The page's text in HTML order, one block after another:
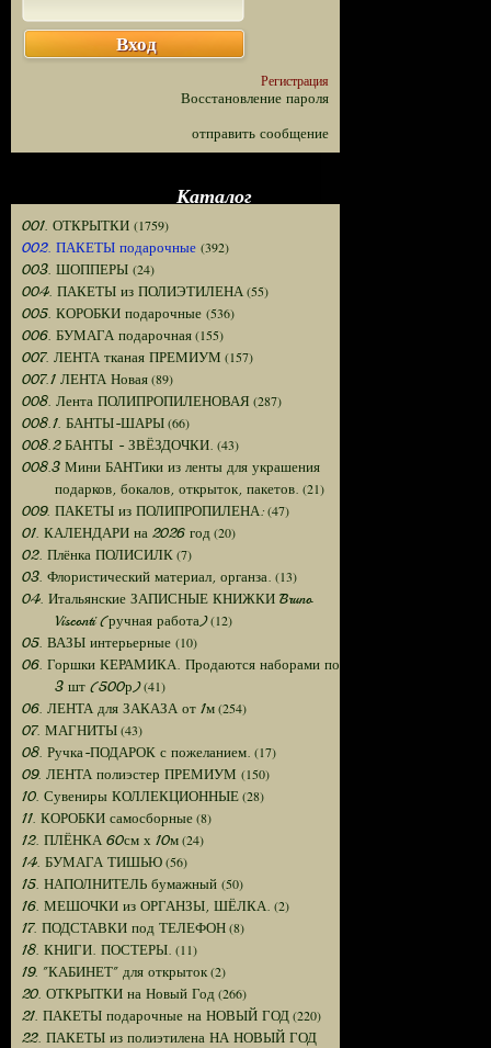
Вход
Регистрация
Восстановление пароля
отправить сообщение
Каталог
001. ОТКРЫТКИ (1759)
002. ПАКЕТЫ подарочные (392)
003. ШОППЕРЫ (24)
004. ПАКЕТЫ из ПОЛИЭТИЛЕНА(55)
005. КОРОБКИ подарочные (536)
006. БУМАГА подарочная(155)
007. ЛЕНТА тканая ПРЕМИУМ (157)
007.1 ЛЕНТА Новая(89)
008. Лента ПОЛИПРОПИЛЕНОВАЯ (287)
008.1. БАНТЫ-ШАРЫ(66)
008.2 БАНТЫ - ЗВЁЗДОЧКИ. (43)
008.3 Мини БАНТики из ленты для украшения
подарков, бокалов, открыток, пакетов. (21)
009. ПАКЕТЫ из ПОЛИПРОПИЛЕНА:(47)
01. КАЛЕНДАРИ на 2026 год (20)
02. Плёнка ПОЛИСИЛК(7)
03. Флористический материал, органза. (13)
04. Итальянские ЗАПИСНЫЕ КНИЖКИ Bruno
Visconti (ручная работа)(12)
05. ВАЗЫ интерьерные (10)
06. Горшки КЕРАМИКА. Продаются наборами по
3 шт (500р)(41)
06. ЛЕНТА для ЗАКАЗА от 1м(254)
07. МАГНИТЫ(43)
08. Ручка-ПОДАРОК с пожеланием. (17)
09. ЛЕНТА полиэстер ПРЕМИУМ (150)
10. Сувениры КОЛЛЕКЦИОННЫЕ(28)
11. КОРОБКИ самосборные(8)
12. ПЛЁНКА 60см х 10м(24)
14. БУМАГА ТИШЬЮ(56)
15. НАПОЛНИТЕЛЬ бумажный (50)
16. МЕШОЧКИ из ОРГАНЗЫ, ШЁЛКА. (2)
17. ПОДСТАВКИ под ТЕЛЕФОН(8)
18. КНИГИ. ПОСТЕРЫ. (11)
19. "КАБИНЕТ" для открыток(2)
20. ОТКРЫТКИ на Новый Год (266)
21. ПАКЕТЫ подарочные на НОВЫЙ ГОД(220)
22. ПАКЕТЫ из полиэтилена НА НОВЫЙ ГОД